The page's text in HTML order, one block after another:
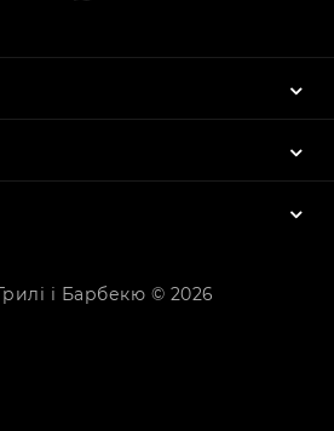
і Барбекю © 2026